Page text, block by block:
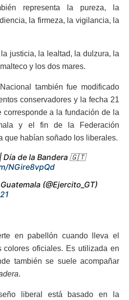
representa la pureza, la
la firmeza, la vigilancia, la
justicia, la lealtad, la dulzura, la
y los dos mares.
también fue modificado
conservadores y la fecha 21
corresponde a la fundación de la
y el fin de la Federación
que habían soñado los liberales.
Día de la Bandera 🇬🇹
NGire8vpQd
(@Ejercito_GT)
en pabellón cuando lleva el
colores oficiales. Es utilizada en
también se suele acompañar
.
liberal está basado en la